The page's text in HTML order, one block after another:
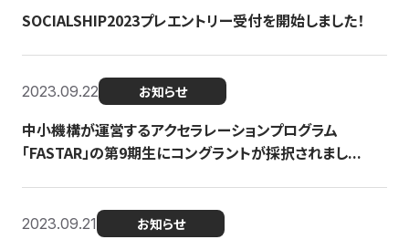
SOCIALSHIP2023プレエントリー受付を開始しました！
2023.09.22 お知らせ
中小機構が運営するアクセラレーションプログラム
「FASTAR」の第9期生にコングラントが採択されまし...
2023.09.21 お知らせ